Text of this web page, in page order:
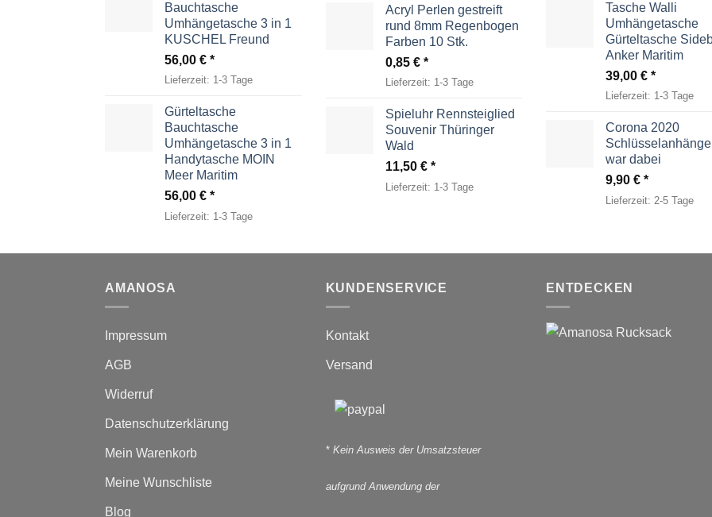
Bauchtasche
Umhängetasche 3 in 1
KUSCHEL Freund
56,00 €
Lieferzeit: 1-3 Tage
Gürteltasche
Bauchtasche
Umhängetasche 3 in 1
Handytasche MOIN
Meer Maritim
56,00 €
Lieferzeit: 1-3 Tage
Acryl Perlen gestreift
rund 8mm Regenbogen
Farben 10 Stk.
0,85 €
Lieferzeit: 1-3 Tage
Spieluhr Rennsteiglied
Souvenir Thüringer
Wald
11,50 €
Lieferzeit: 1-3 Tage
Tasche Walli
Umhängetasche
Gürteltasche
Anker Maritim
39,00 €
Lieferzeit: 1-3 Tage
Corona 2020
war dabei
9,90 €
Lieferzeit: 2-5 Tage
AMANOSA
Impressum
AGB
Widerruf
Datenschutzerklärung
Mein Warenkorb
Meine Wunschliste
Blog
KUNDENSERVICE
Kontakt
Versand
* Kein Ausweis der Umsatzsteuer
aufgrund Anwendung der
ENTDECKEN